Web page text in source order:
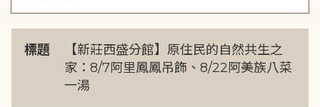
標題
【新莊西盛分館】原住民的自然共生之
家：8/7阿里鳳鳳吊飾、8/22阿美族八菜
一湯